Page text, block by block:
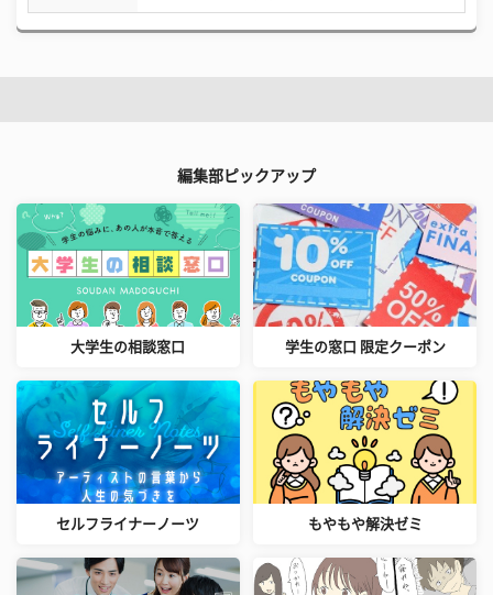
編集部ピックアップ
大学生の相談窓口 学生の窓口 限定クーポン
セルフライナーノーツ もやもや解決ゼミ